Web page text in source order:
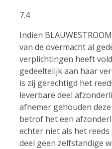
7.4
Indien
van de overmacht al
verplichtingen heeft
gedeeltelijk aan haar
is zij gerechtigd het
leverbare deel
afnemer gehouden
betrof het een
echter niet als het reeds
deel geen zelfstandige